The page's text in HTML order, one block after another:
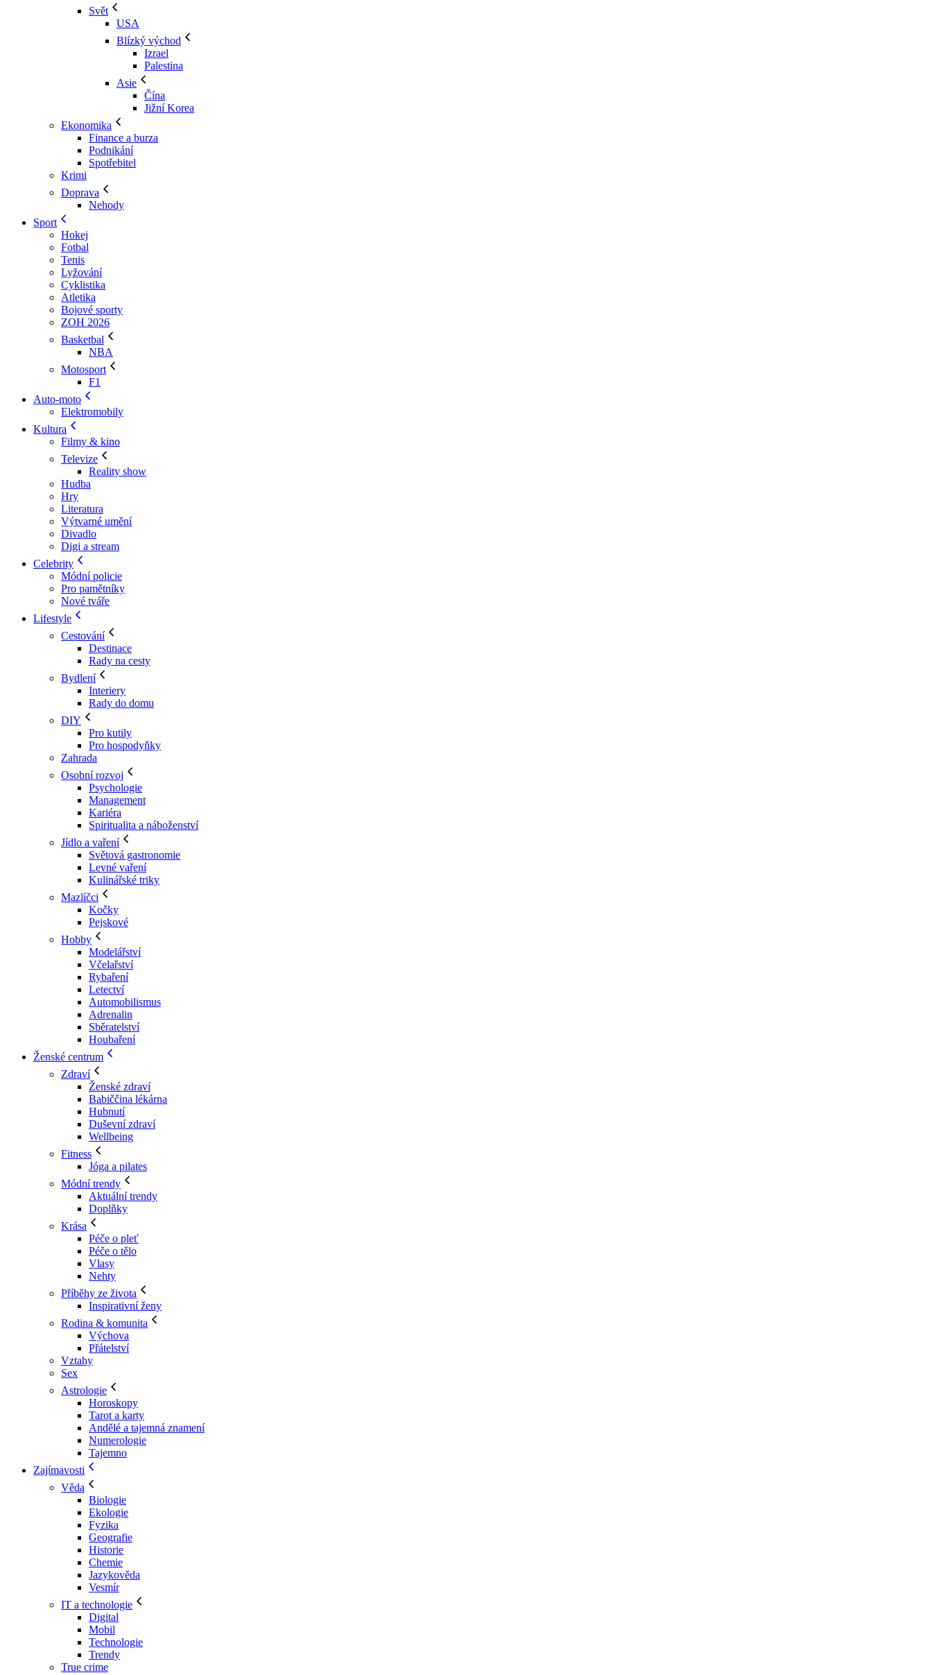
Svět
USA
Blízký východ
Izrael
Palestina
Asie
Čína
Jižní Korea
Ekonomika
Finance a burza
Podnikání
Spotřebitel
Krimi
Doprava
Nehody
Sport
Hokej
Fotbal
Tenis
Lyžování
Cyklistika
Atletika
Bojové sporty
ZOH 2026
Basketbal
NBA
Motosport
F1
Auto-moto
Elektromobily
Kultura
Filmy & kino
Televize
Reality show
Hudba
Hry
Literatura
Výtvarné umění
Divadlo
Digi a stream
Celebrity
Módní policie
Pro pamětníky
Nové tváře
Lifestyle
Cestování
Destinace
Rady na cesty
Bydlení
Interiery
Rady do domu
DIY
Pro kutily
Pro hospodyňky
Zahrada
Osobní rozvoj
Psychologie
Management
Kariéra
Spiritualita a náboženství
Jídlo a vaření
Světová gastronomie
Levné vaření
Kulinářské triky
Mazlíčci
Kočky
Pejskové
Hobby
Modelářství
Včelařství
Rybaření
Letectví
Automobilismus
Adrenalin
Sběratelství
Houbaření
Ženské centrum
Zdraví
Ženské zdraví
Babiččina lékárna
Hubnutí
Duševní zdraví
Wellbeing
Fitness
Jóga a pilates
Módní trendy
Aktuální trendy
Doplňky
Krása
Péče o pleť
Péče o tělo
Vlasy
Nehty
Příběhy ze života
Inspirativní ženy
Rodina & komunita
Výchova
Přátelství
Vztahy
Sex
Astrologie
Horoskopy
Tarot a karty
Andělé a tajemná znamení
Numerologie
Tajemno
Zajímavosti
Věda
Biologie
Ekologie
Fyzika
Geografie
Historie
Chemie
Jazykověda
Vesmír
IT a technologie
Digital
Mobil
Technologie
Trendy
True crime